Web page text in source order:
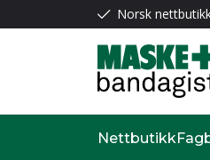
Norsk
Nettbutikk